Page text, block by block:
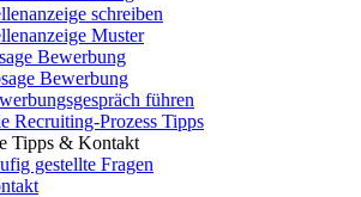
schreiben
Muster
Bewerbung
Bewerbung
führen
Recruiting-Prozess Tipps
Tipps & Kontakt
gestellte Fragen